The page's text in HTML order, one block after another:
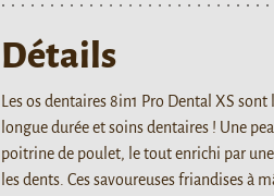
Détails
Les os dentaires 8in1 Pro Dental XS
longue durée et soins dentaires ! Une
poitrine de poulet, le tout enrichi par
les dents. Ces savoureuses friandises à